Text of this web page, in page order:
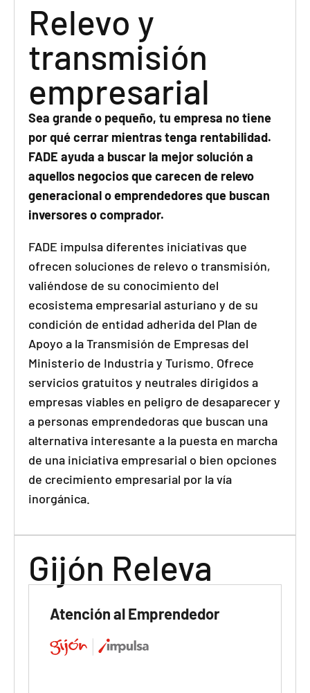
Relevo y
transmisión
empresarial
Sea grande o pequeño, tu empresa no tiene
por qué cerrar mientras tenga rentabilidad.
FADE ayuda a buscar la mejor solución a
aquellos negocios que carecen de relevo
generacional o emprendedores que buscan
inversores o comprador.
FADE impulsa diferentes iniciativas que
ofrecen soluciones de relevo o transmisión,
valiéndose de su conocimiento del
ecosistema empresarial asturiano y de su
condición de entidad adherida del Plan de
Apoyo a la Transmisión de Empresas del
Ministerio de Industria y Turismo. Ofrece
servicios gratuitos y neutrales dirigidos a
empresas viables en peligro de desaparecer y
a personas emprendedoras que buscan una
alternativa interesante a la puesta en marcha
de una iniciativa empresarial o bien opciones
de crecimiento empresarial por la vía
inorgánica.
Gijón Releva
Atención al Emprendedor